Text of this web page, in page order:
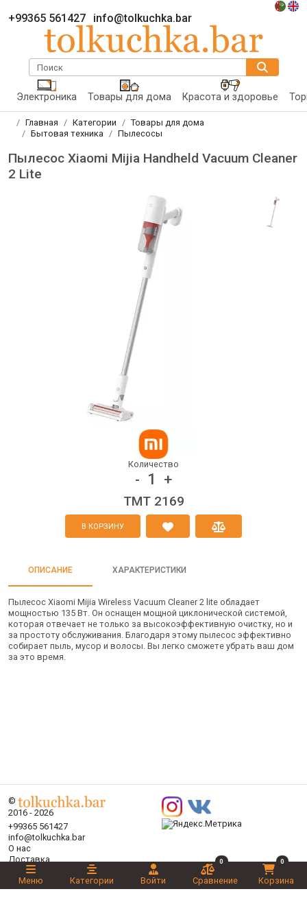
+99365 561427 info@tolkuchka.bar
Поиск
Электроника Товары для дома Красота и здоровье
Главная Категории
Товары для дома
Бытовая техника
Пылесосы
Пылесос Xiaomi Mijia Handheld Vacuum Cleaner
2 Lite
Количество
- 1 +
TMT 2169
В КОРЗИНУ
ОПИСАНИЕ ХАРАКТЕРИСТИКИ
Пылесос Xiaomi Mijia Wireless Vacuum Cleaner 2 lite обладает
мощностью 135 Вт. Он оснащен мощной циклонической системой,
которая отвечает не только за высокоэффективную очистку, но и
за простоту обслуживания. Благодаря этому пылесос эффективно
собирает пыль, мусор и волосы. Вы легко сможете убрать ваш дом
за это время.
©
2016 - 2026
+99365 561427
info@tolkuchka.bar
О нас
Доставка
Статьи
Бренды
Меню Категории Войти
0
Сравнение
0
Корзина